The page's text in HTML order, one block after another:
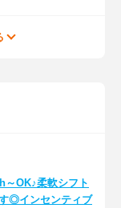
～OK♪柔軟シフト
◎インセンティブ